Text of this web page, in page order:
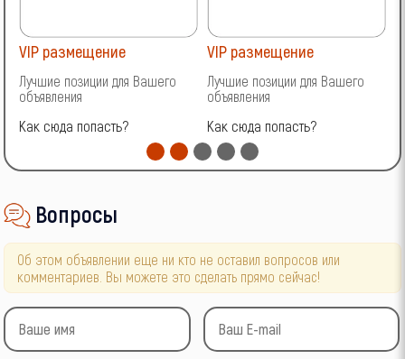
VIP размещение
Лучшие позиции для Вашего
объявления
Как сюда попасть?
VIP размещение
Лучшие позиции для Вашего
объявления
Как сюда попасть?
Вопросы
Об этом объявлении еще ни кто не оставил вопросов или
комментариев. Вы можете это сделать прямо сейчас!